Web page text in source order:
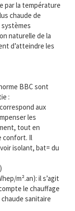
par la température
chaude de
systèmes
naturelle de la
d’atteindre les
BBC sont
:
aux
les
tout en
confort. Il
isolant, bat= du
m².an): il s’agit
le chauffage
sanitaire